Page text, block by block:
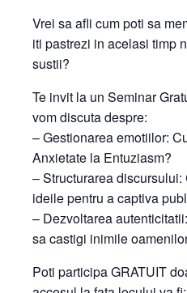
Vrei sa afli cum poti sa
iti pastrezi in acelasi timp
sustii?
Te invit la un Seminar
vom discuta despre:
– Gestionarea emotiilor:
Anxietate la Entuziasm?
– Structurarea
ideile pentru a captiva
– Dezvoltarea
sa castigi inimile o
Poti participa GRATUIT